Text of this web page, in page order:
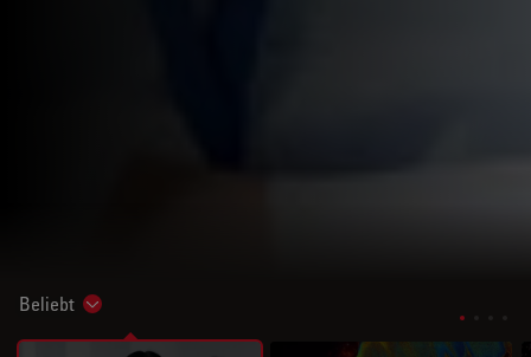
Beliebt Show subnavigation